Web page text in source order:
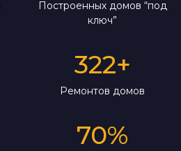
Построенных домов “под
ключ”
322+
Ремонтов домов
70%